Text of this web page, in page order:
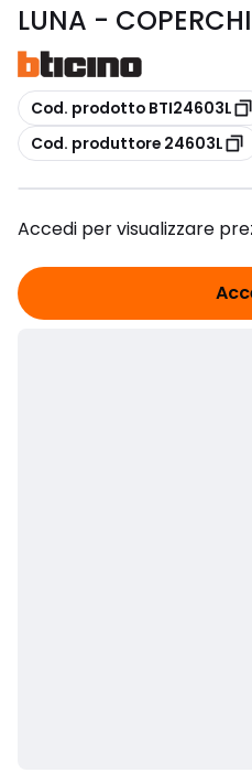
LUNA -
copia
Cod. prodotto BTI24603L
copia
Cod. produttore 24603L
Accedi per visualizzare